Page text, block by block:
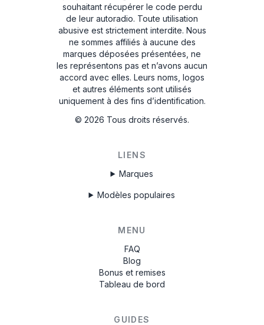
souhaitant récupérer le code perdu
de leur autoradio. Toute utilisation
abusive est strictement interdite. Nous
ne sommes affiliés à aucune des
marques déposées présentées, ne
les représentons pas et n’avons aucun
accord avec elles. Leurs noms, logos
et autres éléments sont utilisés
uniquement à des fins d’identification.
© 2026 Tous droits réservés.
LIENS
Marques
Modèles populaires
MENU
FAQ
Blog
Bonus et remises
Tableau de bord
GUIDES